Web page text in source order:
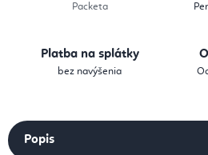
Packeta
Platba na splátky
bez navýšenia
Popis